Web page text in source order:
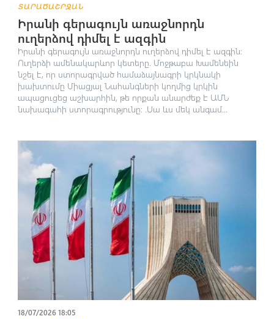
ՏԱՐԱԾԱՇՐՋԱՆ
Իրանի գերագույն առաջնորդն
ուղերձով դիմել է ազգին
Իրանի գերագույն առաջնորդն ուղերձով դիմել է ազգին։
Ուղերձի ամենակարևոր կետերը. Մոջթաբա Խամենեին
նշել է, որ ստորագրված համաձայնագրի կրկնակի
խախտումը Միացյալ Նահանգների կողմից կրկին
ապացուցեց աշխարհին, թե որքան անարժեք է ԱՄՆ
նախագահի ստորագրությունը: .Սա ևս մեկ անգամ...
18/07/2026 18:05